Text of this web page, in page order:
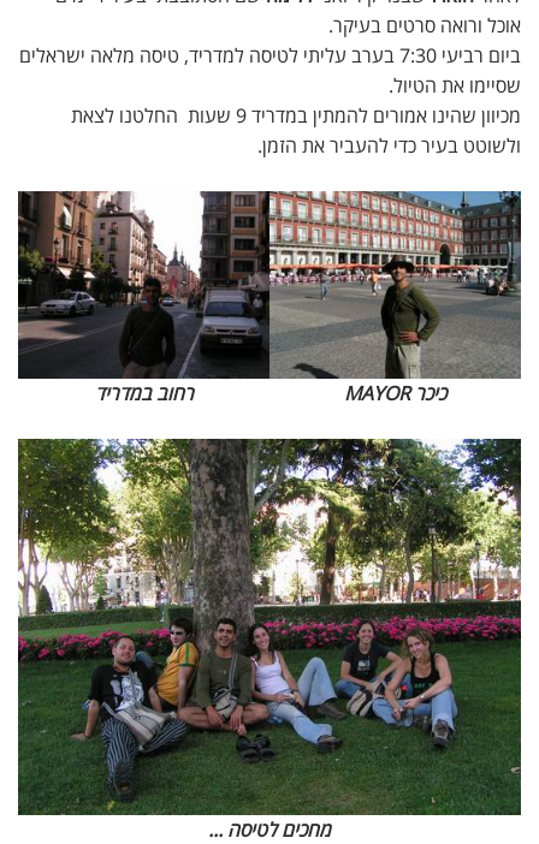
אוכל ורואה סרטים בעיקר.
ביום רביעי 7:30 בערב עליתי לטיסה למדריד, טיסה מלאה ישראלים
שסיימו את הטיול.
מכיוון שהינו אמורים להמתין במדריד 9 שעות החלטנו לצאת
ולשוטט בעיר כדי להעביר את הזמן.
כיכר MAYOR רחוב במדריד
מחכים לטיסה ...